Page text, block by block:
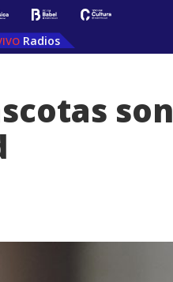
Radios
son